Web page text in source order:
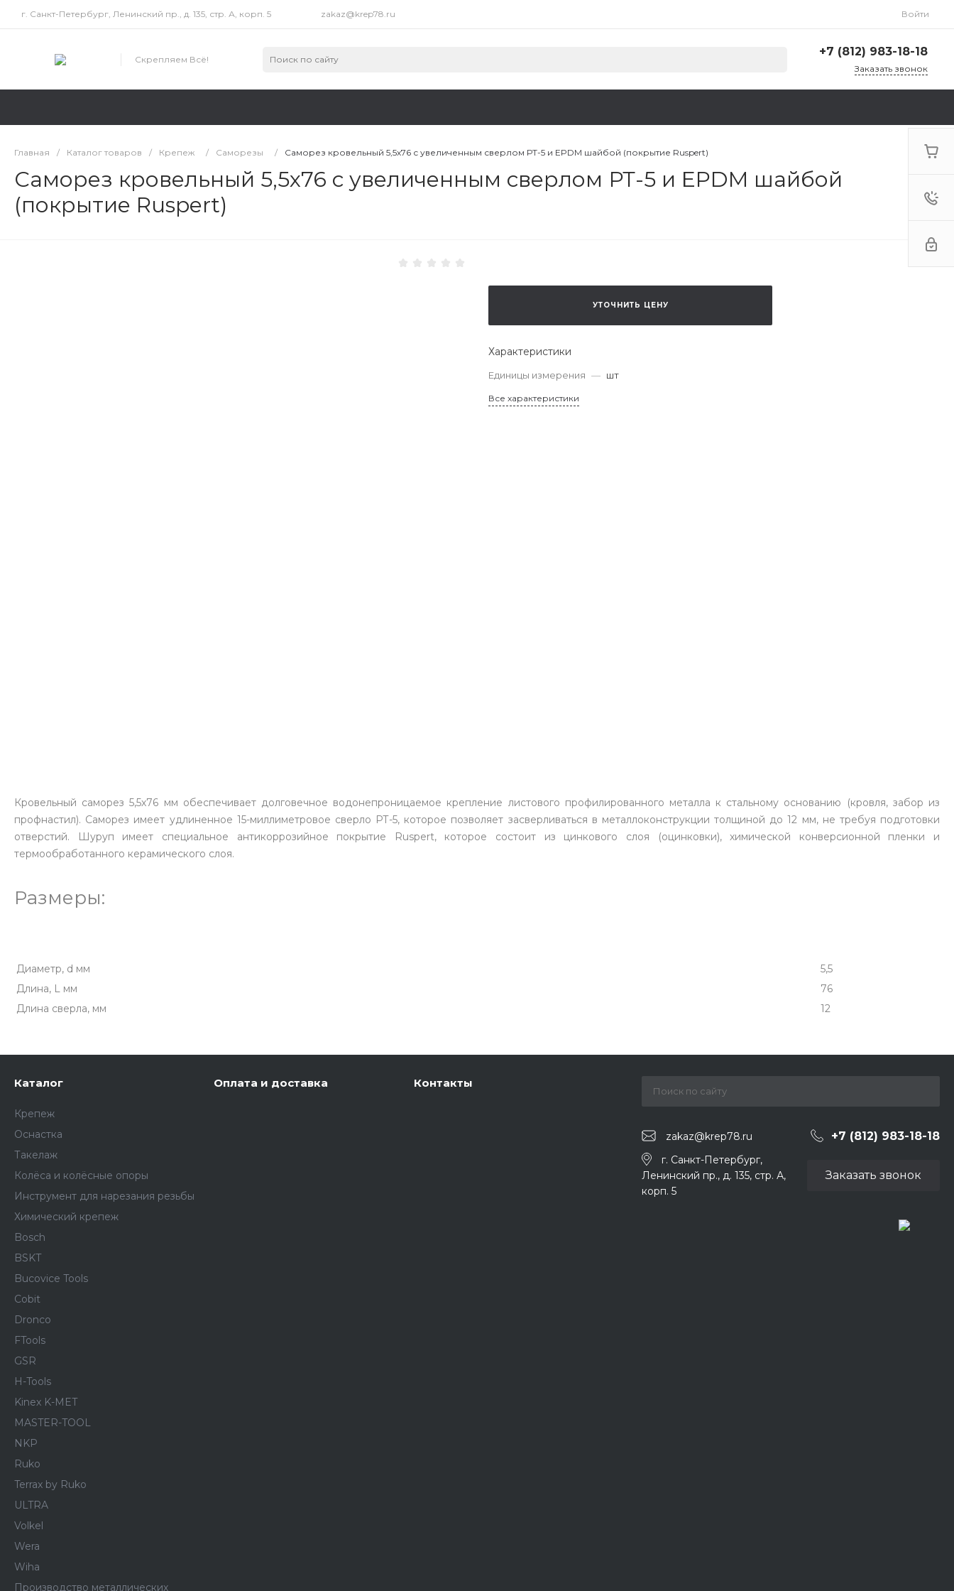
г. Санкт-Петербург, Ленинский пр., д. 135, стр. А, корп. 5 zakaz@krep78.ru Войти
Скрепляем Всё!
+7 (812) 983-18-18
Пн-Пт: 9:00-18:00 Cб-Вс:
zakaz@krep78.ru
Заказать звонок
Главная / Каталог товаров / Крепеж / Саморезы / Саморез кровельный 5,5х76 с увеличенным сверлом РТ-5 и EPDM шайбой (покрытие Ruspert)
Саморез кровельный 5,5х76 с увеличенным сверлом РТ-5 и EPDM шайбой
(покрытие Ruspert)
УТОЧНИТЬ ЦЕНУ
Характеристики
Единицы измерения — шт
Все характеристики
Кровельный саморез 5,5х76 мм обеспечивает долговечное водонепроницаемое крепление листового профилированного металла к стальному основанию (кровля, забор из
профнастил). Саморез имеет удлиненное 15-миллиметровое сверло РТ-5, которое позволяет засверливаться в металлоконструкции толщиной до 12 мм, не требуя подготовки
отверстий. Шуруп имеет специальное антикоррозийное покрытие Ruspert, которое состоит из цинкового слоя (оцинковки), химической конверсионной пленки и
термообработанного керамического слоя.
Размеры:
Диаметр, d мм
5,5
Длина, L мм
76
Длина сверла, мм
12
Каталог
Крепеж
Оснастка
Такелаж
Колёса и колëсные опоры
Инструмент для нарезания резьбы
Химический крепеж
Bosch
BSKT
Bucovice Tools
Cobit
Dronco
FTools
GSR
H-Tools
Kinex K-MET
MASTER-TOOL
NKP
Ruko
Terrax by Ruko
ULTRA
Volkel
Wera
Wiha
Производство металлических
Оплата и доставка Контакты
zakaz@krep78.ru +7 (812) 983-18-18
г. Санкт-Петербург,
Ленинский пр., д. 135, стр. А,
корп. 5
Заказать звонок